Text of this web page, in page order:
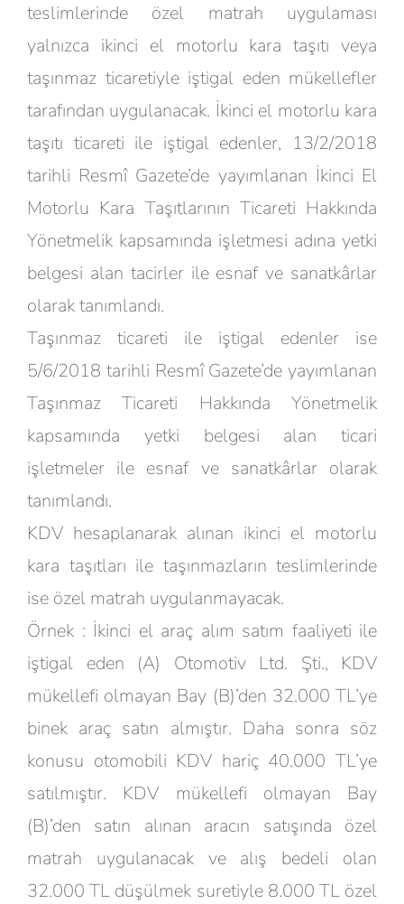
teslimlerinde özel matrah uygulaması
yalnızca ikinci el motorlu kara taşıtı veya
taşınmaz ticaretiyle iştigal eden mükellefler
tarafından uygulanacak. İkinci el motorlu kara
taşıtı ticareti ile iştigal edenler, 13/2/2018
tarihli Resmî Gazete’de yayımlanan İkinci El
Motorlu Kara Taşıtlarının Ticareti Hakkında
Yönetmelik kapsamında işletmesi adına yetki
belgesi alan tacirler ile esnaf ve sanatkârlar
olarak tanımlandı.
Taşınmaz ticareti ile iştigal edenler ise
5/6/2018 tarihli Resmî Gazete’de yayımlanan
Taşınmaz Ticareti Hakkında Yönetmelik
kapsamında yetki belgesi alan ticari
işletmeler ile esnaf ve sanatkârlar olarak
tanımlandı.
KDV hesaplanarak alınan ikinci el motorlu
kara taşıtları ile taşınmazların teslimlerinde
ise özel matrah uygulanmayacak.
Örnek : İkinci el araç alım satım faaliyeti ile
iştigal eden (A) Otomotiv Ltd. Şti., KDV
mükellefi olmayan Bay (B)’den 32.000 TL’ye
binek araç satın almıştır. Daha sonra söz
konusu otomobili KDV hariç 40.000 TL’ye
satılmıştır. KDV mükellefi olmayan Bay
(B)’den satın alınan aracın satışında özel
matrah uygulanacak ve alış bedeli olan
32.000 TL düşülmek suretiyle 8.000 TL özel